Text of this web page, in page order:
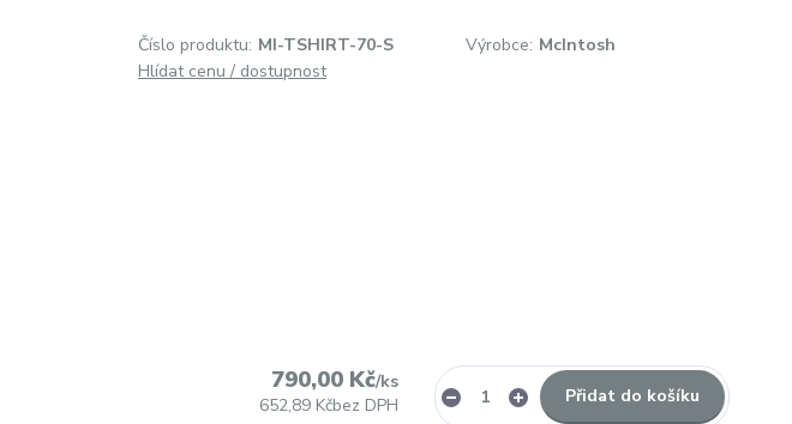
Číslo produktu: MI-TSHIRT-70-S Výrobce: McIntosh
Hlídat cenu / dostupnost
790,00 Kč/ks
652,89 Kčbez DPH Přidat do košíku